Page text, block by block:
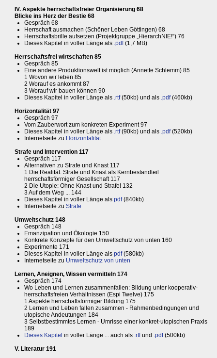
IV. Aspekte herrschaftsfreier Organisierung 68
Blicke ins Herz der Bestie 68
Gespräch 68
Herrschaft ausmachen (Schöner Leben Göttingen) 68
Herrschaftsbrille aufsetzen (Projektgruppe „HierarchNIE!“) 76
Dieses Kapitel in voller Länge als .pdf(1,7 MB)
Herrschaftsfrei wirtschaften 85
Gespräch 85
Eine andere Produktionswelt ist möglich (Annette Schlemm) 85
1 Wovon wir leben 85
2 Worauf es ankommt 87
3 Worauf wir bauen können 90
Dieses Kapitel in voller Länge als .rtf(50kb) und als .pdf(460kb)
Horizontalität 97
Gespräch 97
Vom Zauberwort zum konkreten Experiment 97
Dieses Kapitel in voller Länge als .rtf(90kb) und als .pdf(520kb)
Internetseite zu Horizontalität
Strafe und Intervention 117
Gespräch 117
Alternativen zu Strafe und Knast 117
1 Die Realität: Strafe und Knast als Kernbestandteil
herrschaftsförmiger Gesellschaft 117
2 Die Utopie: Ohne Knast und Strafe! 132
3 Auf dem Weg ... 144
Dieses Kapitel in voller Länge als pdf(840kb)
Internetseite zu Strafe
Umweltschutz 148
Gespräch 148
Emanzipation und Ökologie 150
Konkrete Konzepte für den Umweltschutz von unten 160
Experimente 171
Dieses Kapitel in voller Länge als pdf(580kb)
Internetseite zu Umweltschutz von unten
Lernen, Aneignen, Wissen vermitteln 174
Gespräch 174
Wo Leben und Lernen zusammenfallen: Bildung unter kooperativ-
herrschaftsfreien Verhältnissen (Espi Twelve) 175
1 Aspekte herrschaftsförmiger Bildung 175
2 Lernen und Leben fallen zusammen - Rahmenbedingungen und
utopische Andeutungen 184
3 Selbstbestimmtes Lernen - Umrisse einer konkret-utopischen Praxis
189
Dieses Kapitel in voller Länge ... auch als .rtfund .pdf(500kb)
V. Literatur 191